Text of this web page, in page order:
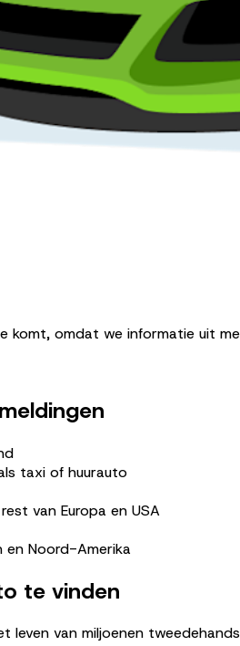
omdat we informatie uit
taxi of huurauto
van Europa en USA
en Noord-Amerika
te vinden
leven van miljoenen